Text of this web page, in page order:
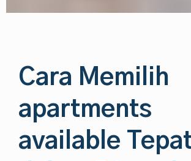
Cara Memilih
apartments
available